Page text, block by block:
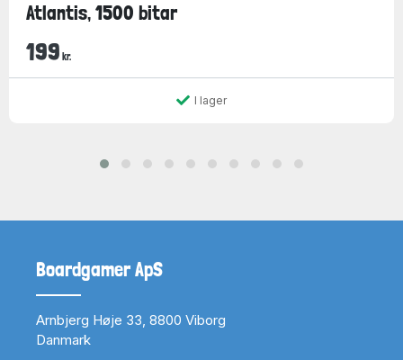
Atlantis, 1500 bitar
199 kr.
I lager
Boardgamer ApS
Arnbjerg Høje 33, 8800 Viborg
Danmark